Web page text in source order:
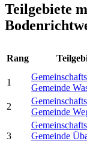
Teilgebiete
Rang
1
Gemeinde
2
Gemeinde
3
Gemeinde